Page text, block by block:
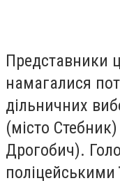
Представники
намагалися
дільничних
(місто
Дрогобич).